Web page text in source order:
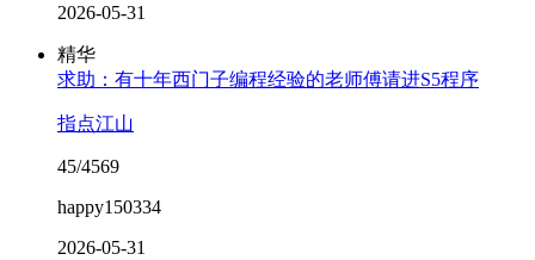
2026-05-31
精华
求助：有十年西门子编程经验的老师傅请进S5程序
指点江山
45/4569
happy150334
2026-05-31